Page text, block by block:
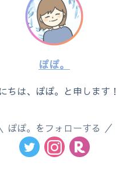
ぽぽ。
ちは、ぽぽ。と申します！
ぽぽ。をフォローする